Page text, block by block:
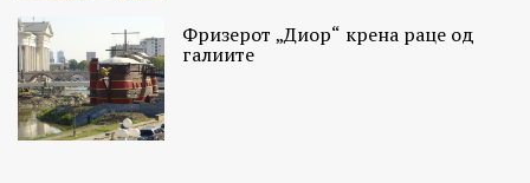
Фризерот „Диор“ крена раце од
галиите